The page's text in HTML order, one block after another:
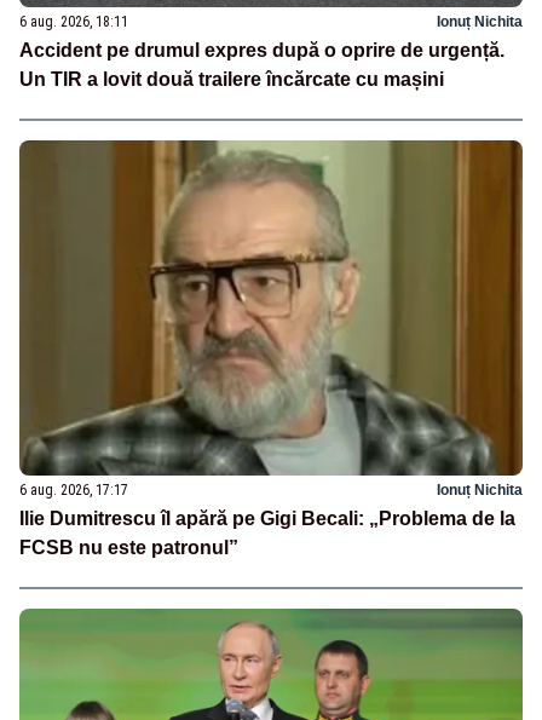
6 aug. 2026, 18:11 Ionuț Nichita
Accident pe drumul expres după o oprire de urgență.
Un TIR a lovit două trailere încărcate cu mașini
6 aug. 2026, 17:17 Ionuț Nichita
Ilie Dumitrescu îl apără pe Gigi Becali: „Problema de la
FCSB nu este patronul”